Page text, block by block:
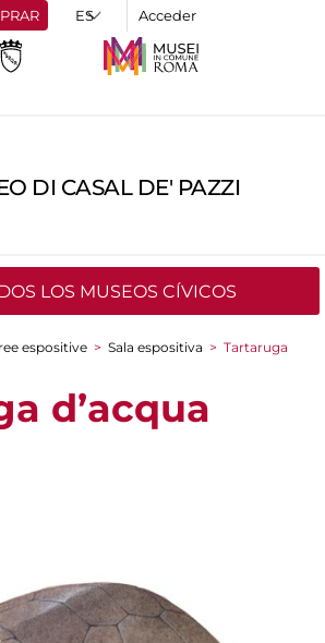
Acceder
DI CASAL DE' PAZZI
LOS MUSEOS CÍVICOS
espositive > Sala espositiva > Tartaruga
d’acqua